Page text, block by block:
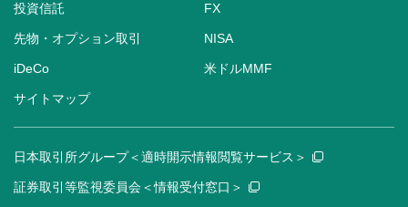
投資信託 FX
先物・オプション取引 NISA
iDeCo 米ドルMMF
サイトマップ
日本取引所グループ＜適時開示情報閲覧サービス＞
証券取引等監視委員会＜情報受付窓口＞